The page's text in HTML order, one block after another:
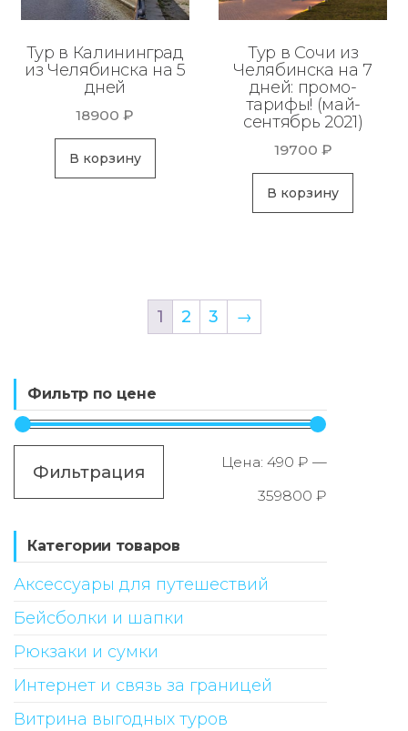
Тур в Калининград
из Челябинска на 5
дней
18900₽
В корзину
Тур в Сочи из
Челябинска на 7
дней: промо-
тарифы! (май-
сентябрь 2021)
19700 ₽
В корзину
1 2 3 →
Фильтр по цене
Фильтрация Цена: 490 ₽ —
359800 ₽
Категории товаров
Аксессуары для путешествий
Бейсболки и шапки
Рюкзаки и сумки
Интернет и связь за границей
Витрина выгодных туров